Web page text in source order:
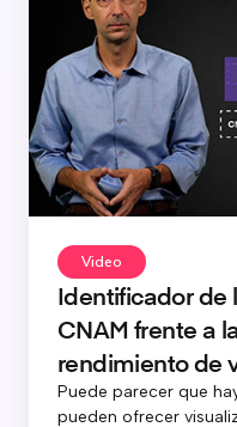
Video
Identificador de
CNAM frente a
rendimiento de
Puede parecer que
pueden ofrecer